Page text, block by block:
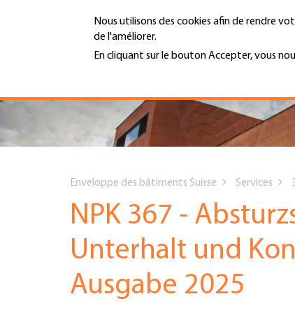
Nous utilisons des cookies afin de rendre
de l'améliorer.
En cliquant sur le bouton Accepter, vous
Hauptnavigation
PORTRAIT
SERVICES
INFOTHÈQUE
AFFILIATION
MENU
are
here
Enveloppe des bâtiments Suisse Services
NPK 367 -
Unterhalt und
Ausgabe 2025